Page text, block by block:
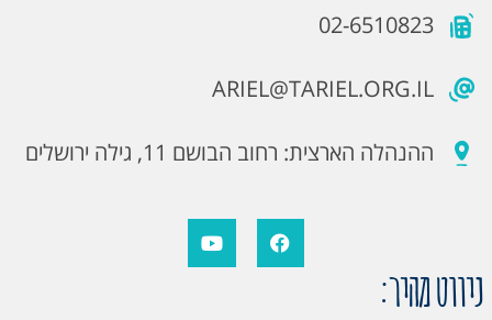
02-6510823
ARIEL@TARIEL.ORG.IL
ההנהלה הארצית: רחוב הבושם 11, גילה ירושלים
ניווט מהיר: